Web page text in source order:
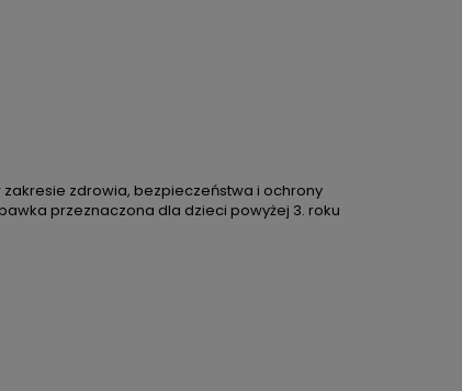
zdrowia, bezpieczeństwa i ochrony
przeznaczona dla dzieci powyżej 3. roku